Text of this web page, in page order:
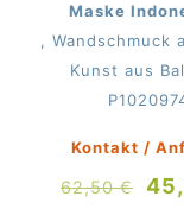
Maske
, Wandschmuck
Kunst aus
Kontakt /
62,50€